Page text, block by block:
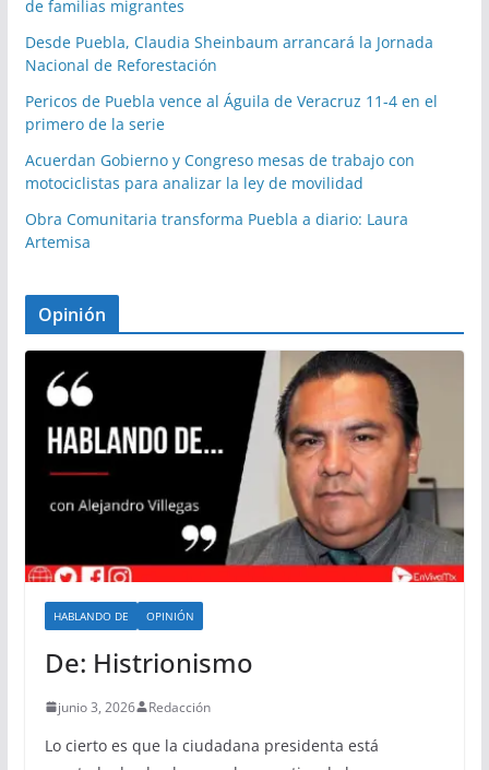
de familias migrantes
Desde Puebla, Claudia Sheinbaum arrancará la Jornada
Nacional de Reforestación
Pericos de Puebla vence al Águila de Veracruz 11-4 en el
primero de la serie
Acuerdan Gobierno y Congreso mesas de trabajo con
motociclistas para analizar la ley de movilidad
Obra Comunitaria transforma Puebla a diario: Laura
Artemisa
Opinión
HABLANDO DE OPINIÓN
De: Histrionismo
junio 3, 2026 Redacción
Lo cierto es que la ciudadana presidenta está